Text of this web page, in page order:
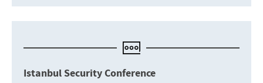
Istanbul Security Conference